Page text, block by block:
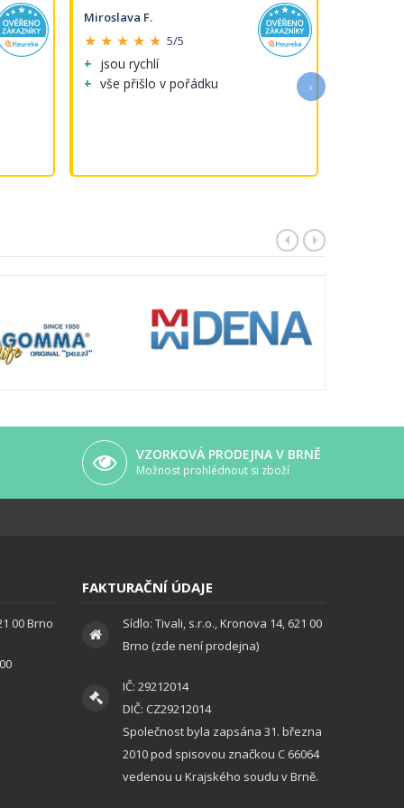
Miroslava F.
★ ★ ★ ★ ★ 5/5
jsou rychlí
vše přišlo v pořádku
›
VZORKOVÁ PRODEJNA V BRNĚ
Možnost prohlédnout si zboží
00 Brno
FAKTURAČNÍ ÚDAJE
Sídlo: Tivali, s.r.o., Kronova 14, 621 00
Brno (zde není prodejna)
IČ: 29212014
DIČ: CZ29212014
Společnost byla zapsána 31. března
2010 pod spisovou značkou C 66064
vedenou u Krajského soudu v Brně.